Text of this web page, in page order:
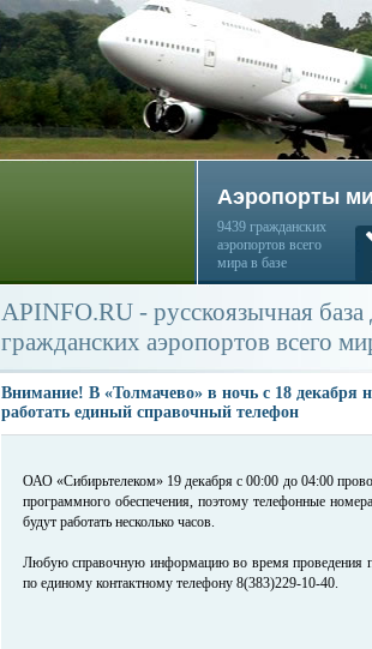
Аэропорты
9439 гражданских
аэропортов всего
мира в базе
APINFO.RU - русскоязычная
гражданских аэропортов всего
Внимание! В «Толмачево» в ночь с 18 декабря
работать единый справочный телефон
ОАО «Сибирьтелеком» 19 декабря с 00:00 до 04:00
программного обеспечения, поэтому телефонные
будут работать несколько часов.
Любую справочную информацию во время проведения
по единому контактному телефону 8(383)229-10-40.